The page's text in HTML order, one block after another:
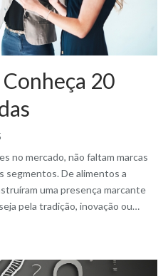
20
no mercado, não faltam marcas
segmentos. De alimentos a
uma presença marcante
pela tradição, inovação ou…